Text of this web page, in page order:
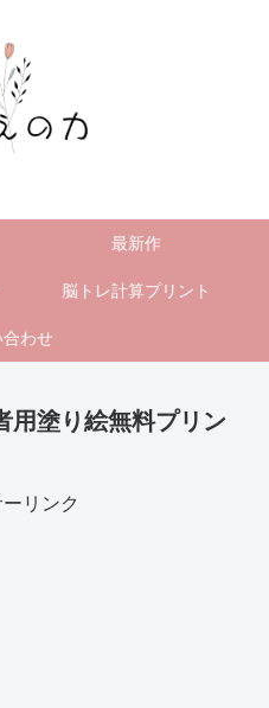
最新作
脳トレ計算プリント
わせ
用塗り絵無料プリン
リンク